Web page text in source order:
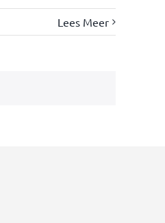
Lees Meer